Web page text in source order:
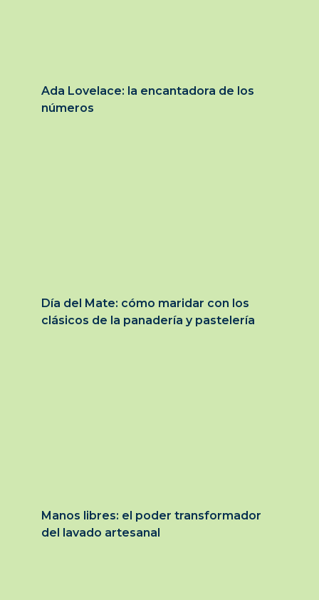
Ada Lovelace: la encantadora de los
números
Día del Mate: cómo maridar con los
clásicos de la panadería y pastelería
Manos libres: el poder transformador
del lavado artesanal